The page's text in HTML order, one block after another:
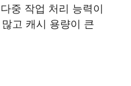
중 작업 처리 능력이
고 캐시 용량이 큰